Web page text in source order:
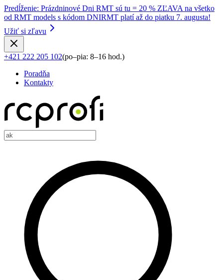
Predĺženie: Prázdninové Dni RMT sú tu = 20 % ZĽAVA na všetko
od RMT models s kódom DNIRMT platí až do piatku 7. augusta!
Užiť si zľavu
+421 222 205 102(po–pia: 8–16 hod.)
Poradňa
Kontakty